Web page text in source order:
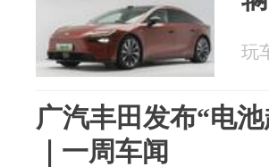
玩
广汽丰田发布“电
｜一周车闻